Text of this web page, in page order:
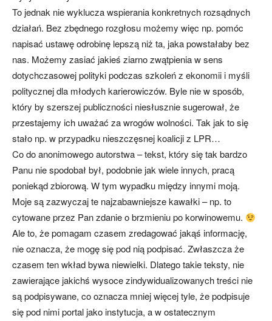
To jednak nie wyklucza wspierania konkretnych rozsądnych
działań. Bez zbędnego rozgłosu możemy więc np. pomóc
napisać ustawę odrobinę lepszą niż ta, jaka powstałaby bez
nas. Możemy zasiać jakieś ziarno zwątpienia w sens
dotychczasowej polityki podczas szkoleń z ekonomii i myśli
politycznej dla młodych karierowiczów. Byle nie w sposób,
który by szerszej publiczności niesłusznie sugerował, że
przestajemy ich uważać za wrogów wolności. Tak jak to się
stało np. w przypadku nieszczęsnej koalicji z LPR…
Co do anonimowego autorstwa – tekst, który się tak bardzo
Panu nie spodobał był, podobnie jak wiele innych, pracą
poniekąd zbiorową. W tym wypadku między innymi moją.
Moje są zazwyczaj te najzabawniejsze kawałki – np. to
cytowane przez Pan zdanie o brzmieniu po korwinowemu.
Ale to, że pomagam czasem zredagować jakąś informację,
nie oznacza, że mogę się pod nią podpisać. Zwłaszcza że
czasem ten wkład bywa niewielki. Dlatego takie teksty, nie
zawierające jakichś wysoce zindywidualizowanych treści nie
są podpisywane, co oznacza mniej więcej tyle, że podpisuje
się pod nimi portal jako instytucja, a w ostatecznym